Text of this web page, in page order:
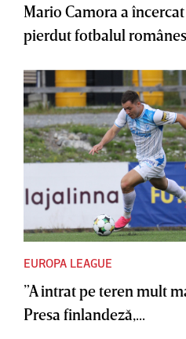
Mario Camora a
pierdut fotbalul
EUROPA LEAGUE
”A intrat pe teren mult
Presa finlandeză,...